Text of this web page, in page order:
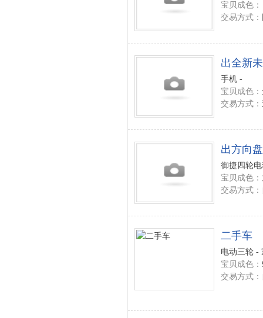
宝贝成色：
交易方式：
出全新
手机 -
宝贝成色：
交易方式：
出方向
御捷四轮
宝贝成色：
交易方式：
二手车
电动三轮 -
宝贝成色：
交易方式：